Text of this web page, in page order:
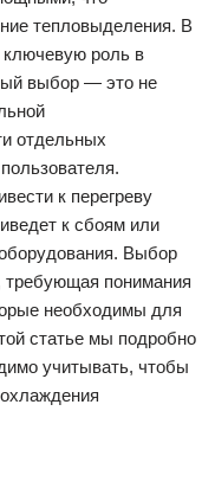
тепловыделения. В
ключевую роль в
выбор — это не
отдельных
к перегреву
к сбоям или
Выбор
требующая понимания
необходимы для
статье мы подробно
учитывать, чтобы